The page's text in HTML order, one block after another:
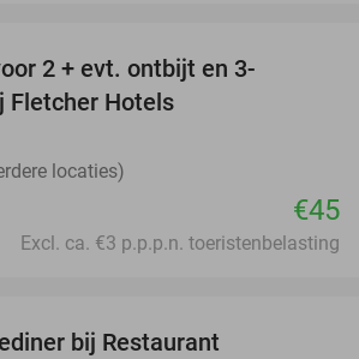
2 + evt. ontbijt en 3-
Fletcher Hotels
locaties)
€45
Excl. ca. €3 p.p.p.n. toeristenbelasting
bij Restaurant